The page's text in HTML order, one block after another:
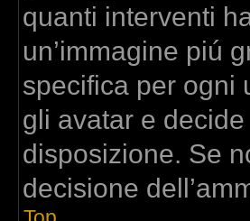
quanti interventi
un’immagine piú
specifica per ogni
gli avatar e
disposizione. Se
decisione